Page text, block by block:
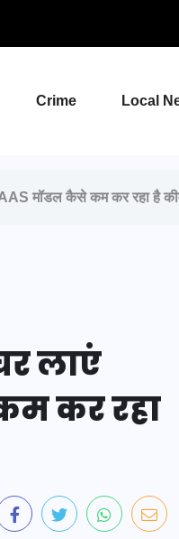
Crime Local
मॉडल कैसे कम कर रहा है
लाएं
कर रहा